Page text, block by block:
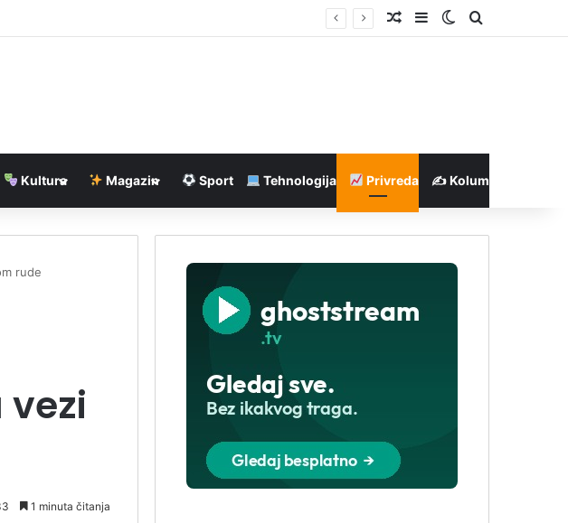
vojske na Krf Nasumičan članak
SidebarSwitch skin
Pretraga
Kultura Magazin Sport Tehnologija Privreda ✍️ Kolumne
rude
1 minuta čitanja